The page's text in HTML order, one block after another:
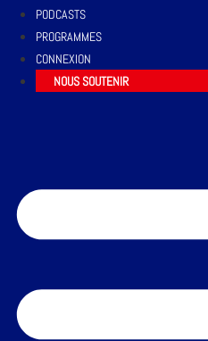
PODCASTS
PROGRAMMES
CONNEXION
NOUS SOUTENIR